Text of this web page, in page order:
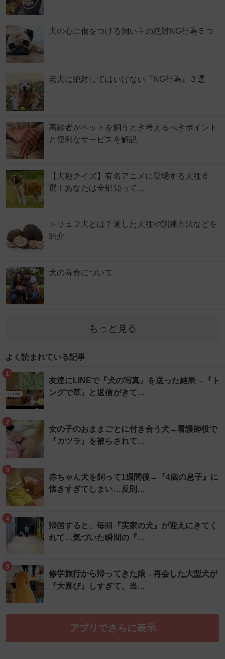
犬の心に傷をつける飼い主の絶対NG行為５つ
老犬に絶対してはいけない『NG行為』３選
高齢者がペットを飼うとき考えるべきポイント
と便利なサービスを解説
【犬種クイズ】有名アニメに登場する犬種６
選！あなたは全部知って…
トリュフ犬とは？適した犬種や訓練方法などを
紹介
犬の寿命について
もっと見る
よく読まれている記事
1
友達にLINEで『犬の写真』を送った結果→『ト
ングで草』と返信がきて…
2
女の子のおままごとに付き合う犬→看護師役で
『カツラ』を被らされて…
3
赤ちゃん犬を飼って1週間後→『4歳の息子』に
懐きすぎてしまい…反則…
4
帰国すると、毎回『実家の犬』が迎えにきてく
れて…気づいた瞬間の『…
5
修学旅行から帰ってきた娘→再会した大型犬が
『大喜び』しすぎて、当…
アプリでさらに表示